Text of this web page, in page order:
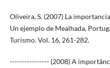
Oliveira, S. (2007) La
Un ejemplo de Mealhada,
Turismo. Vol. 16, 261-282.
---------------- (2008) A